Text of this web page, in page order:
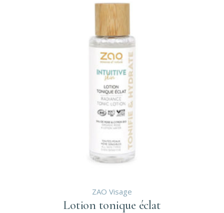
ZAO Visage
Lotion tonique éclat